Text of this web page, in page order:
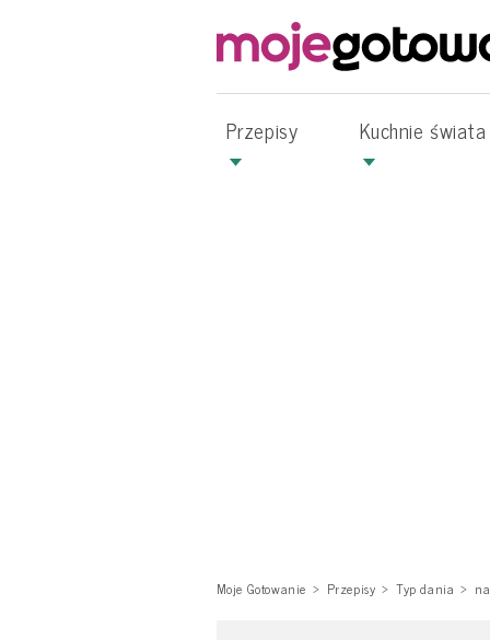
Przepisy Kuchnie świata
Moje Gotowanie Przepisy Typ dania